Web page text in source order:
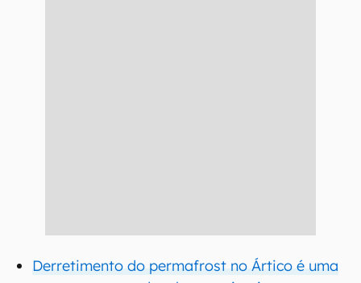
Derretimento do permafrost no Ártico é uma